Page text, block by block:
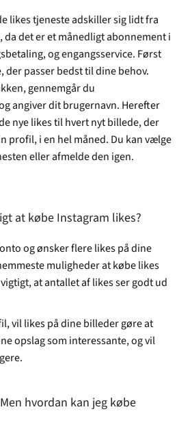
likes tjeneste adskiller sig lidt fra
da det er et månedligt abonnement i
og engangsservice. Først
der passer bedst til dine behov.
gennemgår du
angiver dit brugernavn. Herefter
nye likes til hvert nyt billede, der
profil, i en hel måned. Du kan vælge
eller afmelde den igen.
at købe Instagram likes?
og ønsker flere likes på dine
muligheder at købe likes
at antallet af likes ser godt ud
vil likes på dine billeder gøre at
opslag som interessante, og vil
hvordan kan jeg købe